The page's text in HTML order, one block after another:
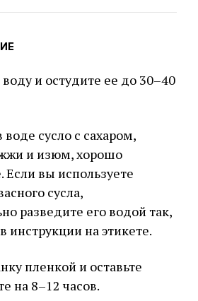
воду и остудите ее до 30–40
воде сусло с сахаром,
и изюм, хорошо
вы используете
сусла,
разведите его водой так,
инструкции на этикете.
пленкой и оставьте
на 8–12 часов.